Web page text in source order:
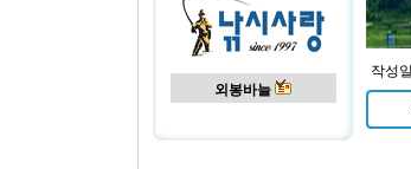
외봉바늘
작성